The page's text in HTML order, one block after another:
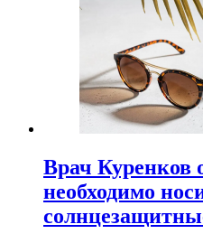
Врач Куренков
необходимо